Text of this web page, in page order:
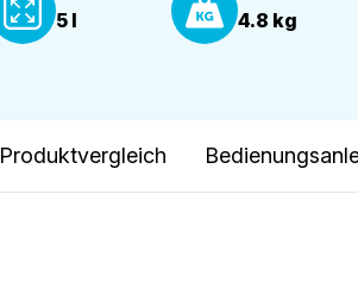
5 l 4.8 kg
Produktvergleich